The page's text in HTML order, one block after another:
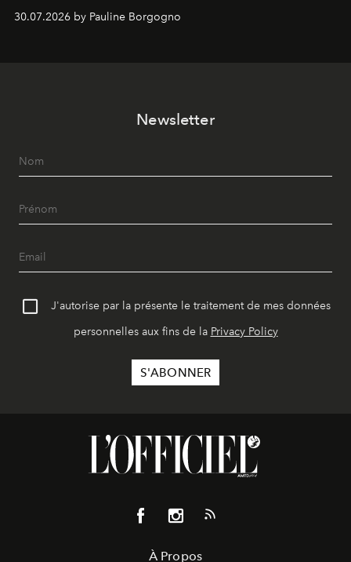
Chemistry Eau de Parfum.
30.07.2026 by Pauline Borgogno
Newsletter
J'autorise par la présente le traitement de mes données
personnelles aux fins de la Privacy Policy
À Propos